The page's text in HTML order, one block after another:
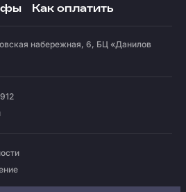
Как оплатить
набережная, 6, БЦ «Данилов